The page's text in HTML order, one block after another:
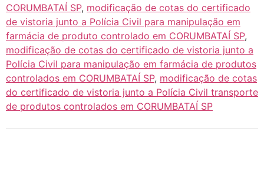
CORUMBATAÍ SP, modificação de cotas do certificado
de vistoria junto a Polícia Civil para manipulação em
farmácia de produto controlado em CORUMBATAÍ SP,
modificação de cotas do certificado de vistoria junto a
Polícia Civil para manipulação em farmácia de produtos
controlados em CORUMBATAÍ SP, modificação de cotas
do certificado de vistoria junto a Polícia Civil transporte
de produtos controlados em CORUMBATAÍ SP